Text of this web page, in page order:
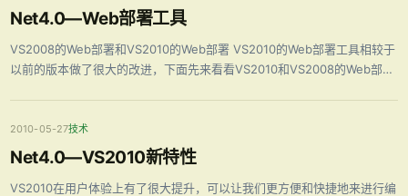
Net4.0—Web部署工具
VS2008的Web部署和VS2010的Web部署 VS2010的Web部署工具相较于
以前的版本做了很大的改进，下面先来看看VS2010和VS2008的Web部署
2010-05-27技术
Net4.0—VS2010新特性
VS2010在用户体验上有了很大提升，可以让我们更方便和快捷地来进行编